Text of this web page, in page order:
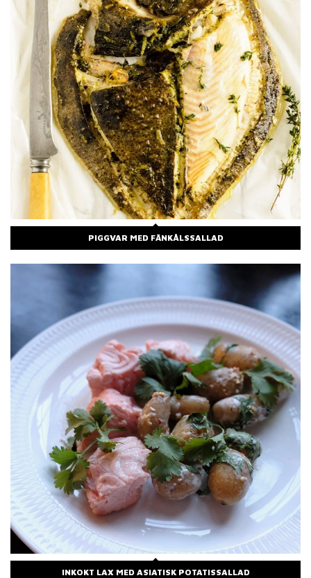
PIGGVAR MED FÄNKÅLSSALLAD
INKOKT LAX MED ASIATISK POTATISSALLAD